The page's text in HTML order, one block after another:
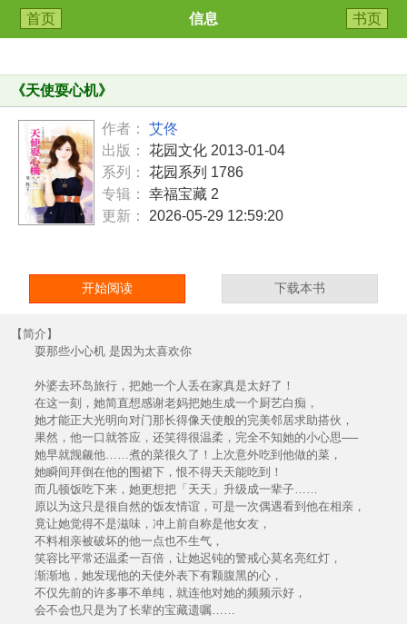
首页 信息 书页
《天使耍心机》
作者：
艾佟
出版：
花园文化 2013-01-04
系列：
花园系列 1786
专辑：
幸福宝藏 2
更新：
2026-05-29 12:59:20
开始阅读 下载本书
【简介】
耍那些小心机 是因为太喜欢你
外婆去环岛旅行，把她一个人丢在家真是太好了！
在这一刻，她简直想感谢老妈把她生成一个厨艺白痴，
她才能正大光明向对门那长得像天使般的完美邻居求助搭伙，
果然，他一口就答应，还笑得很温柔，完全不知她的小心思──
她早就觊觎他……煮的菜很久了！上次意外吃到他做的菜，
她瞬间拜倒在他的围裙下，恨不得天天能吃到！
而几顿饭吃下来，她更想把「天天」升级成一辈子……
原以为这只是很自然的饭友情谊，可是一次偶遇看到他在相亲，
竟让她觉得不是滋味，冲上前自称是他女友，
不料相亲被破坏的他一点也不生气，
笑容比平常还温柔一百倍，让她迟钝的警戒心莫名亮红灯，
渐渐地，她发现他的天使外表下有颗腹黑的心，
不仅先前的许多事不单纯，就连他对她的频频示好，
会不会也只是为了长辈的宝藏遗嘱……